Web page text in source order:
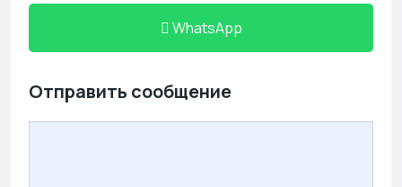
WhatsApp
Отправить сообщение